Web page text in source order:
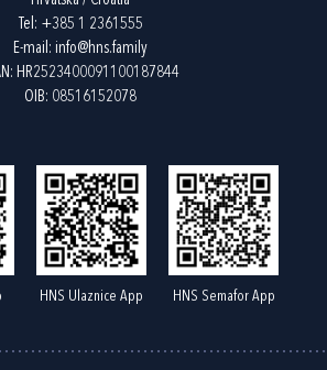
Tel: +385 1 2361555
E-mail: info@hns.family
HR2523400091100187844
OIB: 08516152078
HNS Ulaznice App HNS Semafor App